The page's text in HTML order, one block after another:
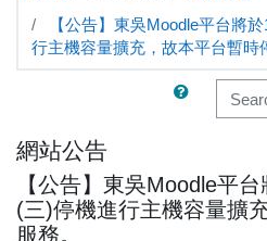
【公告】東吳Moodle平台將
行主機容量擴充，故本平台暫時
網站公告
【公告】東吳Moodle平
(三)停機進行主機容量擴
服務。